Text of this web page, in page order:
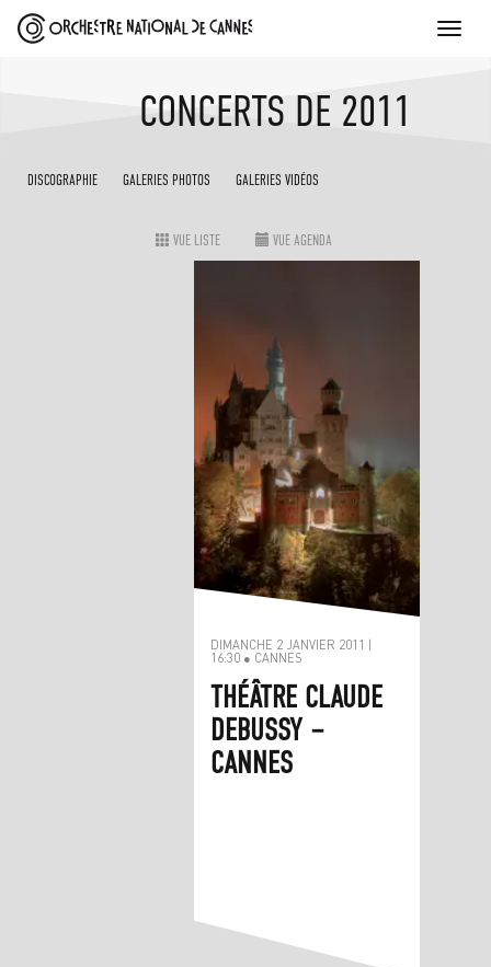
Toggle
DISCOGRAPHIE GALERIES PHOTOS GALERIES VIDÉOS
CONCERTS DE 2011
VUE LISTE VUE AGENDA
DIMANCHE 2 JANVIER 2011 |
16:30 ● CANNES
THÉÂTRE CLAUDE
DEBUSSY –
CANNES